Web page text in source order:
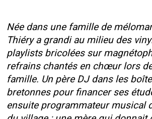
Née dans une famille de
Thiéry a grandi au milieu des
playlists bricolées sur
refrains chantés en chœur lors
famille. Un père DJ dans les
bretonnes pour financer ses
ensuite programmateur musical